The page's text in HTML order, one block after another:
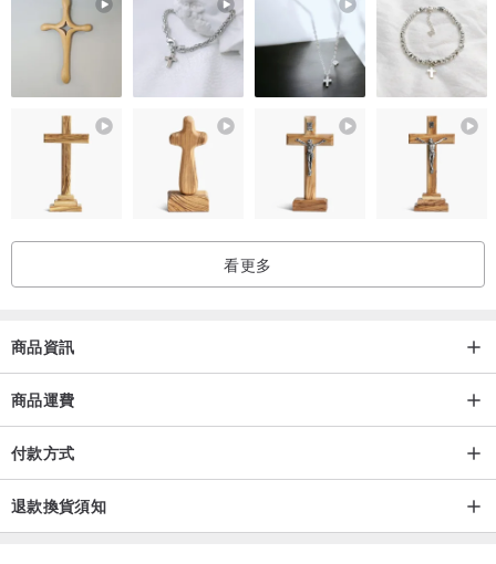
●清潔方式：超細纖維材料基本上不太容易沾附髒污，若需清洗以清水
洗淨即可，切勿使用清潔劑或洗碗精，請陰乾勿曬太陽，也請勿用吹
風機吹唷！
●產品規格：
材質：台灣製造超細纖維皮革
尺寸：長19cmx寬15cm
耐重：1.2kg
看更多
商品資訊
商品運費
付款方式
退款換貨須知